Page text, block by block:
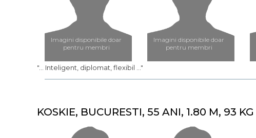
Imagini disponibile doar
pentru membri
Imagini disponibile doar
pentru membri
"... Inteligent, diplomat, flexibil ..."
KOSKIE, BUCURESTI, 55 ANI, 1.80 M, 93 KG